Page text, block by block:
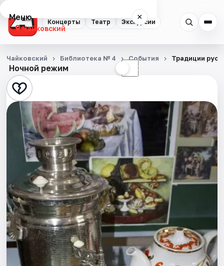
Концерты Театр Экскурсии
Меню ×
Чайковский
Концерты
Театр
Экскурсии
События
Города
Площадки
Артисты
Рейтинги
Ночной режим ☾
Чайковский Библиотека № 4 События Традиции